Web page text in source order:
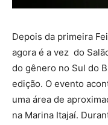
Depois da primeira
agora é a vez do
do gênero no Sul do
edição. O evento
uma área de
na Marina Itajaí.